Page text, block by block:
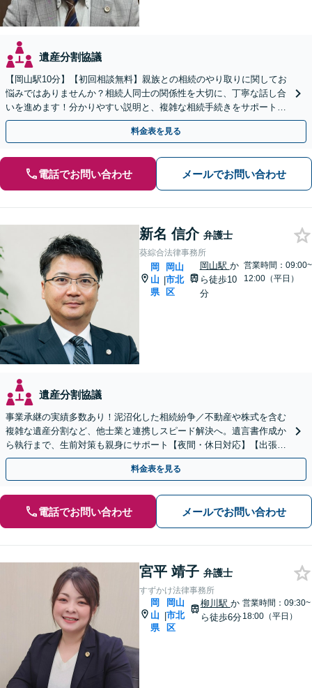
遺産分割協議
【岡山駅10分】【初回相談無料】親族との相続のやり取りに関してお
悩みではありませんか？相続人同士の関係性を大切に、丁寧な話し合
いを進めます！分かりやすい説明と、複雑な相続手続きをサポートい
たします。まずはご相談ください。【夜間・休日相談可】
料金表を見る
電話でお問い合わせ メールでお問い合わせ
新名 信介 弁護士
葵綜合法律事務所
岡
山
県
|
岡山
市北
区
岡山駅 か
ら徒歩10
分
営業時間：09:00~
12:00（平日）
遺産分割協議
事業承継の実績多数あり！泥沼化した相続紛争／不動産や株式を含む
複雑な遺産分割など、他士業と連携しスピード解決へ。遺言書作成か
ら執行まで、生前対策も親身にサポート【夜間・休日対応】【出張サ
ポート】【岡山駅10分】
料金表を見る
電話でお問い合わせ メールでお問い合わせ
宮平 靖子 弁護士
すずかけ法律事務所
岡
山
県
|
岡山
市北
区
柳川駅 か
ら徒歩6分
営業時間：09:30~
18:00（平日）